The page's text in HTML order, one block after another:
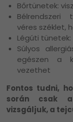
Bőrtünetek:
Bélrendszeri
véres széklet,
Légúti
Súlyos
egészen a
vezethet
Fontos tudni,
során csak
vizsgáljuk, a